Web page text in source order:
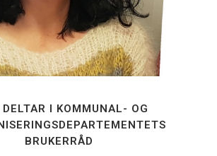
I KOMMUNAL- OG
BRUKERRÅD